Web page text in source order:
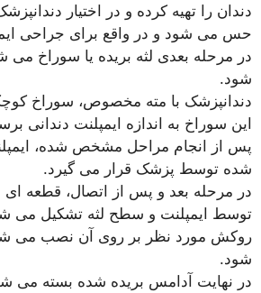
دندان را تهیه کرده و در اختیار
حس می شود و در واقع برای جراحی
در مرحله بعدی لثه بریده یا سوراخ می
شود.
دندانپزشک با مته مخصوص، سوراخ
این سوراخ به اندازه ایمپلنت دندانی
پس از انجام مراحل مشخص شده،
شده توسط پزشک قرار می گیرد.
در مرحله بعد و پس از اتصال، قطعه ای
توسط ایمپلنت و سطح لثه تشکیل می
روکش مورد نظر بر روی آن نصب می
شود.
در نهایت آدامس بریده شده بسته می